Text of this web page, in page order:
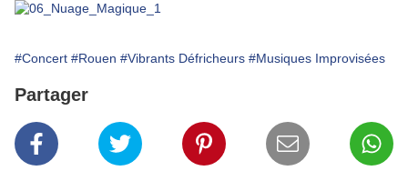
#Concert #Rouen #Vibrants Défricheurs #Musiques Improvisées
Partager